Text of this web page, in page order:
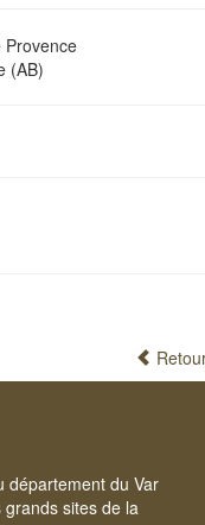
Provence
(AB)
département du Var
sites de la